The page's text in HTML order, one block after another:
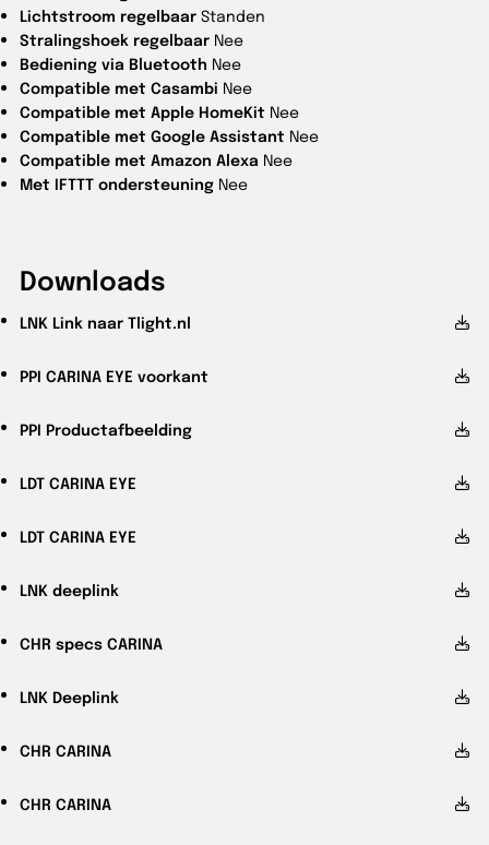
Lichtstroom regelbaar Standen
Stralingshoek regelbaar Nee
Bediening via Bluetooth Nee
Compatible met Casambi Nee
Compatible met Apple HomeKit Nee
Compatible met Google Assistant Nee
Compatible met Amazon Alexa Nee
Met IFTTT ondersteuning Nee
Downloads
LNK Link naar Tlight.nl
PPI CARINA EYE voorkant
PPI Productafbeelding
LDT CARINA EYE
LDT CARINA EYE
LNK deeplink
CHR specs CARINA
LNK Deeplink
CHR CARINA
CHR CARINA